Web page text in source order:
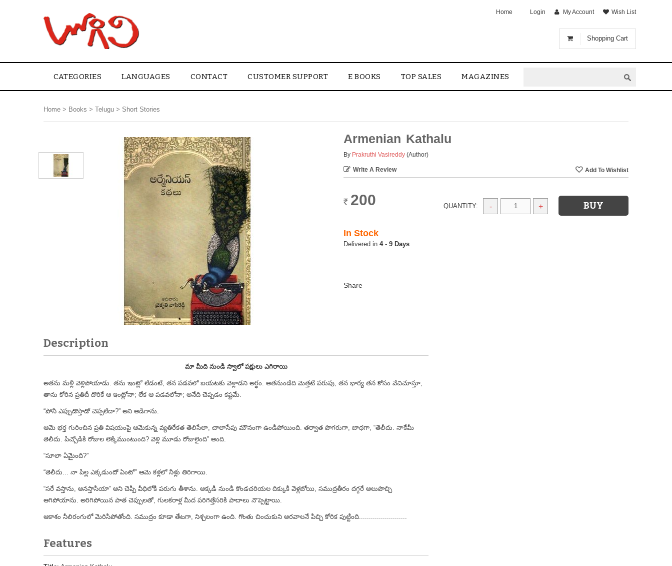
Shopping Cart
Home Login My Account Wish List
CATEGORIES LANGUAGES CONTACT CUSTOMER SUPPORT E BOOKS TOP SALES MAGAZINES
Home > Books > Telugu > Short Stories
Armenian Kathalu
By Prakruthi Vasireddy (Author)
Write A Review
Rs. 200 QUANTITY: - +
In Stock
4 - 9 Days
Description
మా మీది నుండి స్వాలో పక్షులు ఎగిరాయి
అతను మళ్లీ వెళ్లిపోయాడు. తను ఇంట్లో లేడంటే, తన పడవలో బయటకు వెళ్లాడని అర్థం. అతనుండేది మెత్తటి పరుపు, తన భార్య తన కోసం వేచిచూస్తూ,
తాను కోరిన ప్రతిదీ దొరికే ఆ ఇంట్లోనా; లేక ఆ పడవలోనా; అనేది చెప్పడం కష్టమే.
“పోనీ ఎప్పుడొస్తాడో చెప్పలేదా?” అని అడిగాను.
ఆమె భర్త గురించిన ప్రతి విషయంపై ఆమెకున్న వ్యతిరేకత తెలిసేలా, చాలాసేపు మౌనంగా ఉండిపోయింది. తర్వాత పొగరుగా, బాధగా, “తెలీదు. నాకేమీ
తెలీదు. పిచ్చోడికి రోజుల లెక్కేముంటుంది? వెళ్లి మూడు రోజులైంది” అంది.
“సూలా ఏమైంది?”
“తెలీదు... నా పిల్ల ఎక్కడుందో ఏంటో” ఆమె కళ్లలో నీళ్లు తిరిగాయి.
“సరే వస్తాను, అనస్తాసియా” అని చెప్పి వీధిలోకి పరుగు తీశాను. అక్కడి నుండి కొండచరియల దిక్కుకి వెళ్లబోయి, సముద్రతీరం దగ్గరే అలుపొచ్చి
ఆగిపోయాను. అరిగిపోయిన పాత చెప్పులతో, గులకరాళ్ల మీద పరిగెత్తేసరికి పాదాలు నొప్పెట్టాయి.
ఆకాశం నీలిరంగులో మెరిసిపోతోంది. సముద్రం కూడా తేటగా, నిశ్చలంగా ఉంది. గొంతు చించుకుని అరవాలనే పిచ్చి కోరిక పుట్టింది........................
Features